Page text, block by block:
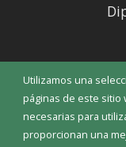
Utilizamos una
páginas de este sitio
necesarias para
proporcionan una